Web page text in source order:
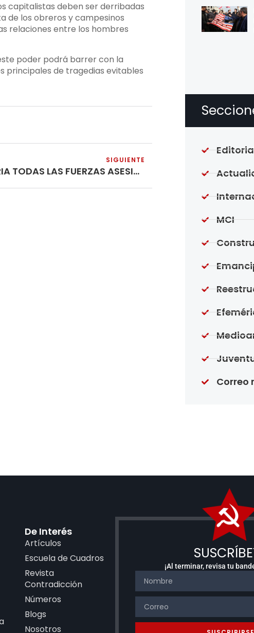
capitalistas deben ser derribadas
de los obreros y campesinos
relaciones entre los hombres
poder podrá barrer con la
principales de tragedias evitables
SIGUIENTE
¡FUERA DE SIRIA TODAS LAS FUERZAS ASESINAS, FUERA DE ALLÍ TODOS LOS REACCIONARIOS!
MCI
Correo
De Interés
Artículos
Escuela de Cuadros
Revista
Contradicción
Números
Blogs
Nosotros
¡Al terminar, revisa tu